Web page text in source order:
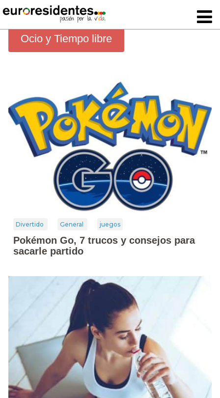
Ocio y Tiempo libre
Divertido General juegos
Pokémon Go, 7 trucos y consejos para
sacarle partido